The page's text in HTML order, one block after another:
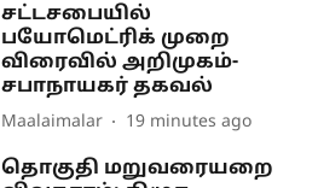
சட்டசபையில்
பயோமெட்ரிக் முறை
விரைவில் அறிமுகம்-
சபாநாயகர் தகவல்
Maalaimalar 19 minutes ago
தொகுதி மறுவரையறை